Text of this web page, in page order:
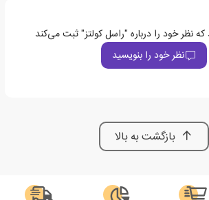
که نظر خود را درباره "راسل کولتز" ثبت می‌کند
نظر خود را بنویسید
بازگشت به بالا